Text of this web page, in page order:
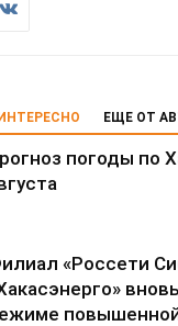
ЕЩЕ ОТ
погоды по
«Россети